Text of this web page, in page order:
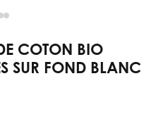
COTON BIO
SUR FOND BLANC